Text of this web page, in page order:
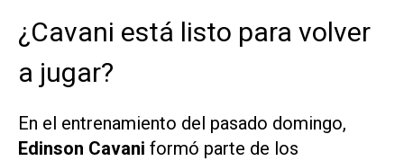
¿Cavani está listo para volver
a jugar?
En el entrenamiento del pasado domingo,
Edinson Cavani formó parte de los